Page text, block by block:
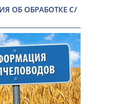
ОБ ОБРАБОТКЕ С/